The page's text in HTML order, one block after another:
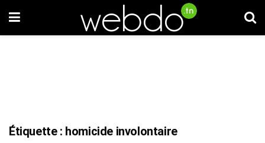
Étiquette : homicide involontaire